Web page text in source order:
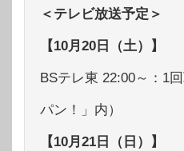
＜テレビ放送予定＞
【10月20日（土）】
BSテレ東 22:00～：1
パン！」内）
【10月21日（日）】